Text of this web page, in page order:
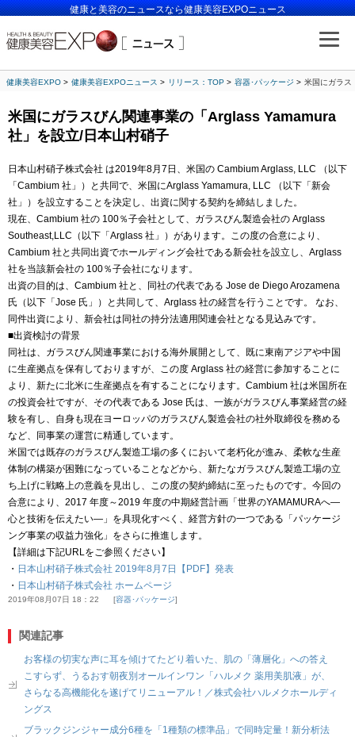
健康と美容のニュースなら健康美容EXPOニュース
健康美容EXPO 健康美容EXPOニュース リリース：TOP 容器･パッケージ 米国にガラス
米国にガラスびん関連事業の「Arglass Yamamura
社」を設立/日本山村硝子
日本山村硝子株式会社 は2019年8月7日、米国の Cambium Arglass, LLC （以下
「Cambium 社」）と共同で、米国にArglass Yamamura, LLC （以下「新会
社」）を設立することを決定し、出資に関する契約を締結しました。
現在、Cambium 社の 100％子会社として、ガラスびん製造会社の Arglass
Southeast,LLC（以下「Arglass 社」）があります。この度の合意により、
Cambium 社と共同出資でホールディング会社である新会社を設立し、Arglass
社を当該新会社の 100％子会社になります。
出資の目的は、Cambium 社と、同社の代表である Jose de Diego Arozamena
氏（以下「Jose 氏」）と共同して、Arglass 社の経営を行うことです。 なお、
同件出資により、新会社は同社の持分法適用関連会社となる見込みです。
■出資検討の背景
同社は、ガラスびん関連事業における海外展開として、既に東南アジアや中国
に生産拠点を保有しておりますが、この度 Arglass 社の経営に参加することに
より、新たに北米に生産拠点を有することになります。Cambium 社は米国所在
の投資会社ですが、その代表である Jose 氏は、一族がガラスびん事業経営の経
験を有し、自身も現在ヨーロッパのガラスびん製造会社の社外取締役を務める
など、同事業の運営に精通しています。
米国では既存のガラスびん製造工場の多くにおいて老朽化が進み、柔軟な生産
体制の構築が困難になっていることなどから、新たなガラスびん製造工場の立
ち上げに戦略上の意義を見出し、この度の契約締結に至ったものです。今回の
合意により、2017 年度～2019 年度の中期経営計画「世界のYAMAMURAへ―
心と技術を伝えたい―」を具現化すべく、経営方針の一つである「パッケージ
ング事業の収益力強化」をさらに推進します。
【詳細は下記URLをご参照ください】
・ 日本山村硝子株式会社 2019年8月7日【PDF】発表
・ 日本山村硝子株式会社 ホームページ
2019年08月07日 18：22 容器･パッケージ
関連記事
お客様の切実な声に耳を傾けてたどり着いた、肌の「薄層化」への答え
こすらず、うるおす朝夜別オールインワン「ハルメク 薬用美肌液」が、
さらなる高機能化を遂げてリニューアル！／株式会社ハルメクホールディ
ングス
ブラックジンジャー成分6種を「1種類の標準品」で同時定量！新分析法